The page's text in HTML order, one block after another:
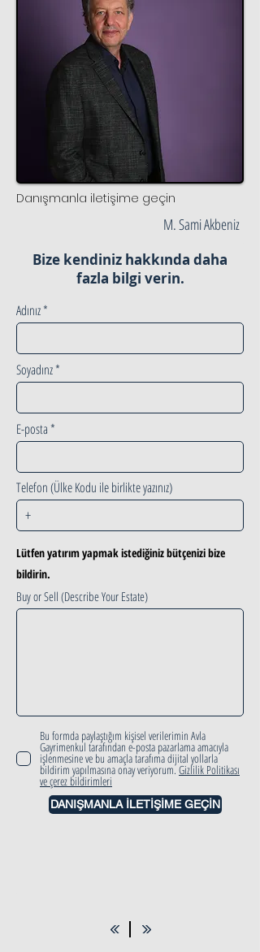
Danışmanla iletişime geçin
M. Sami Akbeniz
Bize kendiniz hakkında daha
fazla bilgi verin.
Adınız
Soyadınz
E-posta
Telefon (Ülke Kodu ile birlikte yazınız)
Lütfen yatırım yapmak istediğiniz bütçenizi bize
bildirin.
Buy or Sell (Describe Your Estate)
Bu formda paylaştığım kişisel verilerimin Avla
Gayrimenkul tarafından e-posta pazarlama amacıyla
işlenmesine ve bu amaçla tarafıma dijital yollarla
bildirim yapılmasına onay veriyorum.Gizlilik Politikası
ve çerez bildirimleri
DANIŞMANLA İLETİŞİME GEÇİN